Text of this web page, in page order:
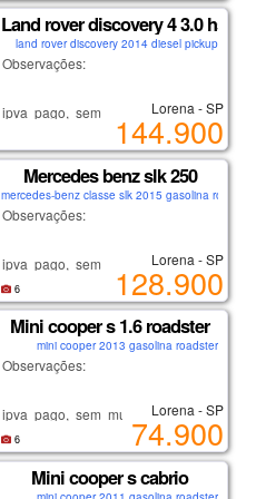
carro de não fumante.
se interessou?
ligue: (12) 9/9633/8098
Land rover discovery 4 3.0 hse
land rover discovery 2014 diesel pickup
Observações:
ipva pago, sem multas ou débitos.
não é carro de leilão ou sinistro!
recém revisado.
carro de não fumante.
se interessou?
ligue: (12) 9/9633/8098
lorena-sp
Lorena - SP
144.900
Mercedes benz slk 250
mercedes-benz classe slk 2015 gasolina roadster
Observações:
ipva pago, sem multas ou débitos.
não é carro de leilão ou sinistro!
recém revisado.
carro de não fumante.
se interessou?
ligue: (12) 9/9633/8098
lorena-sp
Lorena - SP
128.900
6
Mini cooper s 1.6 roadster
mini cooper 2013 gasolina roadster
Observações:
ipva pago, sem multas ou débitos.
não é carro de leilão ou sinistro!
recém revisado.
carro de não fumante.
Lorena - SP
74.900
6
Mini cooper s cabrio